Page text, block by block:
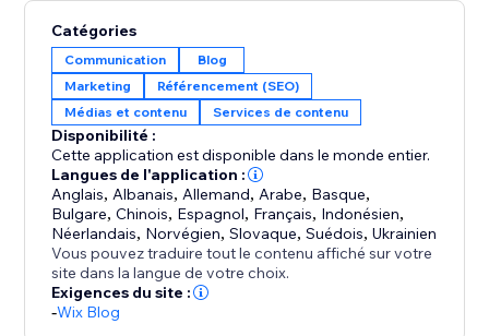
or dozens, Set & Forget makes the process fast,
reliable, and stress-free.
Perfect for anyone who wants to maintain an active
blog, improve visibility, and save time — without
complicated setups or daily management.
Set it once, and let your blog work for you.
Catégories
Communication
Blog
Marketing
Référencement (SEO)
Médias et contenu
Services de contenu
Disponibilité :
Cette application est disponible dans le monde entier.
Langues de l'application :
Anglais, Albanais, Allemand, Arabe, Basque,
Bulgare,Chinois, Espagnol, Français, Indonésien,
Néerlandais, Norvégien,Slovaque,Suédois,Ukrainien
Vous pouvez traduire tout le contenu affiché sur votre
site dans la langue de votre choix.
Exigences du site :
-Wix Blog